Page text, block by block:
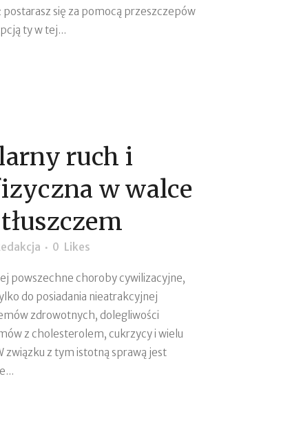
postarasz się za pomocą przeszczepów
ty w tej...
ruch i
w walce
0 Likes
powszechne choroby cywilizacyjne,
do posiadania nieatrakcyjnej
zdrowotnych, dolegliwości
z cholesterolem, cukrzycy i wielu
związku z tym istotną sprawą jest